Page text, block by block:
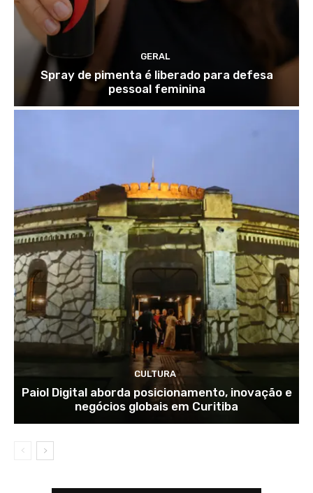
GERAL
Spray de pimenta é liberado para defesa
pessoal feminina
CULTURA
Paiol Digital aborda posicionamento, inovação e
negócios globais em Curitiba